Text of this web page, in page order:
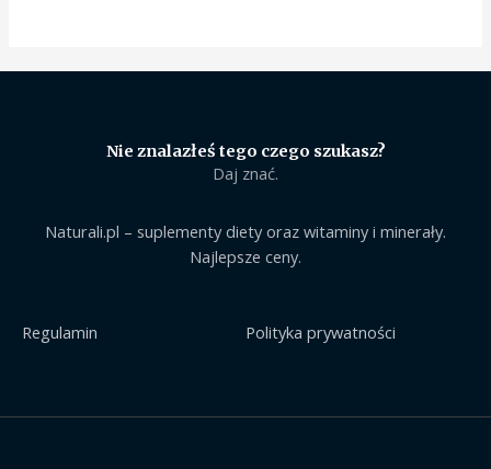
Nie znalazłeś tego czego szukasz?
Daj znać.
Naturali.pl – suplementy diety oraz witaminy i minerały.
Najlepsze ceny.
Regulamin Polityka prywatności